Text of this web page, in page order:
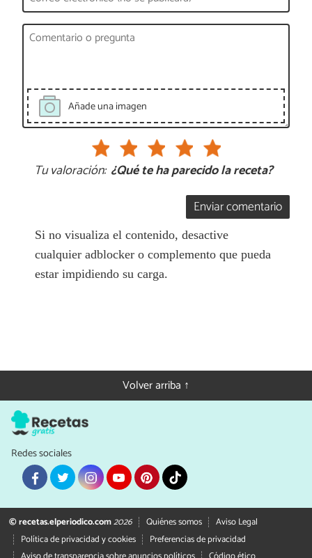
Añade una imagen
Tu valoración: ¿Qué te ha parecido la receta?
Enviar comentario
Si no visualiza el contenido, desactive
cualquier adblocker o complemento que pueda
estar impidiendo su carga.
Volver arriba ↑
Redes sociales
© recetas.elperiodico.com2026 Quiénes somos
Aviso Legal
Política de privacidad y cookies
Preferencias de privacidad